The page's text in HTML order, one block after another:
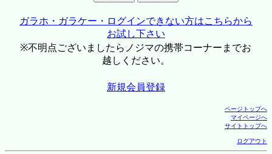
ガラホ・ガラケー・ログインできない方はこちらから
お試し下さい
※不明点ございましたらノジマの携帯コーナーまでお
越しください。
新規会員登録
ページトップへ
マイページへ
サイトトップへ
ログアウト